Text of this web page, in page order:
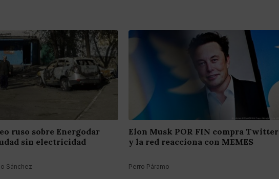
ruso sobre Energodar
sin electricidad
Sánchez
Elon Musk POR FIN compra Twitter
y la red reacciona con MEMES
Perro Páramo